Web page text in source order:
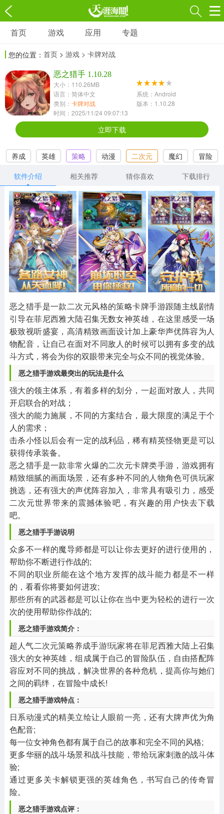
游戏
3697款应用
1597款应用
休闲益智
13387款应用
2196款应用
冒险解谜
1072款应用
418款应用
568款应用
音乐舞蹈
269款应用
2716款应用
515款应用
其他
1654款应用
游戏助手
515款应用
MOD游戏
1056款应用
首页 游戏 应用 专题
您的位置： 首页 > 游戏 > 卡牌对战
恶之猎手 1.10.28
大小：110.26MB
语言：简体中文
系统：Android
类别： 卡牌对战
版本：1.10.28
时间：2025/11/24 09:07:13
立即下载
养成 英雄 策略 动漫 二次元 魔幻
冒险
冒险rpg 可以深入交流
软件介绍 相关推荐 猜你喜欢 下载排行
恶之猎手是一款二次元风格的策略卡牌手游跟随主线剧情
引导在菲尼西雅大陆召集无数女神英雄，在这里感受一场
极致视听盛宴，高清精致画面设计加上豪华声优阵容为人
物配音，让自己在面对不同敌人的时候可以拥有多变的战
斗方式，将会为你的双眼带来完全与众不同的视觉体验。
恶之猎手游戏最突出的玩法是什么
强大的领主体系，有着多样的划分，一起面对敌人，共同
开启联合的对战；
强大的能力施展，不同的方案结合，最大限度的满足于个
人的需求；
击杀小怪以后会有一定的战利品，稀有精英怪物更是可以
获得传承装备。
恶之猎手是一款非常火爆的二次元卡牌类手游，游戏拥有
精致细腻的画面场景，还有多种不同的人物角色可供玩家
挑选，还有强大的声优阵容加入，非常具有吸引力，感受
二次元世界带来的震撼体验吧，有兴趣的用户快去下载
吧。
恶之猎手手游说明
众多不一样的魔导师都是可以让你去更好的进行使用的，
帮助你不断进行作战的;
不同的职业所能在这个地方发挥的战斗能力都是不一样
的，看看你将要如何进攻;
那些所有的武器都是可以让你在当中更为轻松的进行一次
次的使用帮助你作战的;
恶之猎手游戏简介：
超人气二次元策略养成手游!玩家将在菲尼西雅大陆上召集
强大的女神英雄，组成属于自己的冒险队伍，自由搭配阵
容应对不同的挑战，解决世界的各种危机，提高你与她们
之间的羁绊，在冒险中成长!
恶之猎手游戏特点：
日系动漫式的精美立绘让人眼前一亮，还有大牌声优为角
色配音;
每一位女神角色都有属于自己的故事和完全不同的风格;
更多华丽的战斗场景和战斗技能，带给玩家刺激的战斗体
验;
通过更多关卡解锁更强的英雄角色，书写自己的传奇冒
险。
恶之猎手游戏点评：